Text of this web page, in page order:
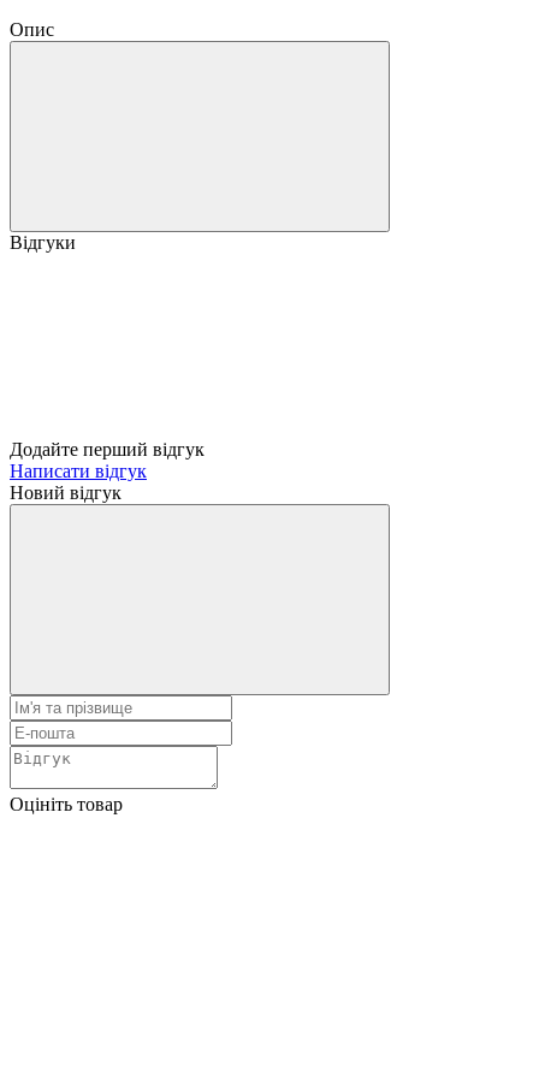
Опис
Відгуки
Додайте перший відгук
Написати відгук
Новий відгук
Оцініть товар